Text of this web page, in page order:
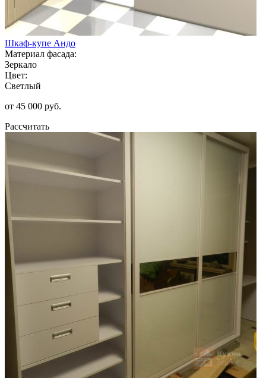
Шкаф-купе Андо
Материал фасада:
Зеркало
Цвет:
Светлый
от 45 000 руб.
Рассчитать